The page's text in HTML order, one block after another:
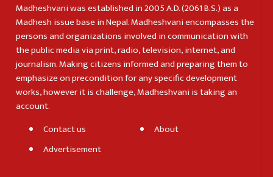
Madheshvani was established in 2005 A.D. (2061 B.S.) as a
Madhesh issue base in Nepal. Madheshvani encompasses the
persons and organizations involved in communication with
the public media via print, radio, television, internet, and
journalism. Making citizens informed and preparing them to
emphasize on precondition for any specific development
works, however it is challenge, Madheshvani is taking an
account.
Contact us
About
Advertisement